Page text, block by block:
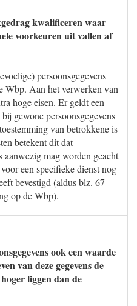
kwalificeren waar
voorkeuren uit vallen af
persoonsgegevens
Wbp. Aan het verwerken van
hoge eisen. Er geldt een
gewone persoonsgegevens
van betrokkene is
betekent dit dat
mag worden geacht
een specifieke dienst nog
bevestigd (aldus blz. 67
op de Wbp).
ook een waarde
van deze gegevens de
liggen dan de